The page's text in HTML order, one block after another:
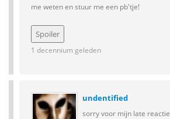
me weten en stuur me een pb'tje!
1 decennium geleden
undentified
sorry voor mijn late reactie,